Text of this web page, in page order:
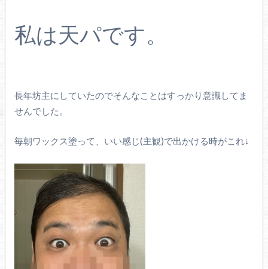
私は天パです。
長年坊主にしていたのでそんなことはすっかり意識してま
せんでした。
毎朝ワックス塗って、いい感じ(主観)で出かける時がこれ↓